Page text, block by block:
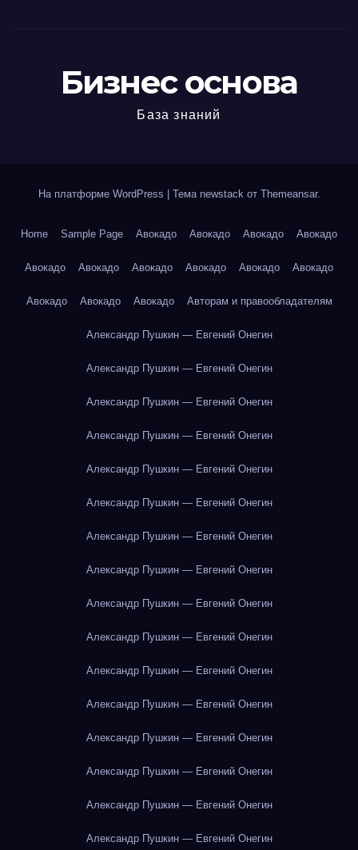
Бизнес основа
База знаний
На платформе WordPress Тема newstack от Themeansar.
Home Sample Page Авокадо Авокадо Авокадо Авокадо
Авокадо Авокадо Авокадо Авокадо Авокадо Авокадо
Авокадо Авокадо Авокадо Авторам и правообладателям
Александр Пушкин — Евгений Онегин
Александр Пушкин — Евгений Онегин
Александр Пушкин — Евгений Онегин
Александр Пушкин — Евгений Онегин
Александр Пушкин — Евгений Онегин
Александр Пушкин — Евгений Онегин
Александр Пушкин — Евгений Онегин
Александр Пушкин — Евгений Онегин
Александр Пушкин — Евгений Онегин
Александр Пушкин — Евгений Онегин
Александр Пушкин — Евгений Онегин
Александр Пушкин — Евгений Онегин
Александр Пушкин — Евгений Онегин
Александр Пушкин — Евгений Онегин
Александр Пушкин — Евгений Онегин
Александр Пушкин — Евгений Онегин